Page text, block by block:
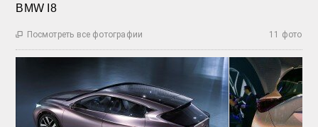
BMW I8
11 фото
 Посмотреть все фотографии